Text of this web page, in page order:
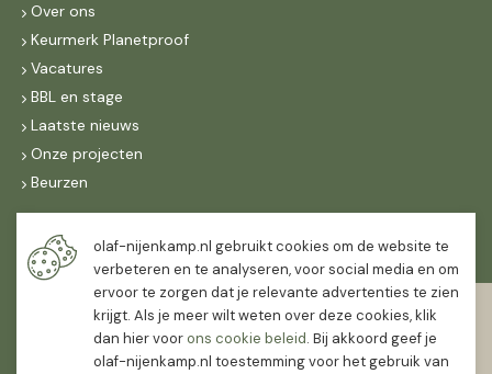
Over ons
Keurmerk Planetproof
Vacatures
BBL en stage
Laatste nieuws
Onze projecten
Beurzen
Maandag t/m vrijdag
07:30-
16:30
12:00
olaf-nijenkamp.nl gebruikt cookies om de website te
verbeteren en te analyseren, voor social media en om
ervoor te zorgen dat je relevante advertenties te zien
krijgt. Als je meer wilt weten over deze cookies, klik
dan hier voorons cookie beleid. Bij akkoord geef je
olaf-nijenkamp.nl toestemming voor het gebruik van